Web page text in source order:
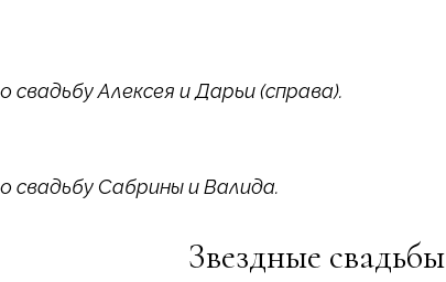
Алексея и Дарьи (справа).
свадьбу Сабрины и Валида.
Звездные свадьбы